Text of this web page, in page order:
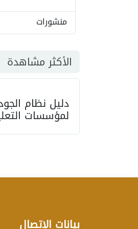
منشورات
الأكثر مشاهدة
دليل نظام
لمؤسسات
بيانات الإتصال